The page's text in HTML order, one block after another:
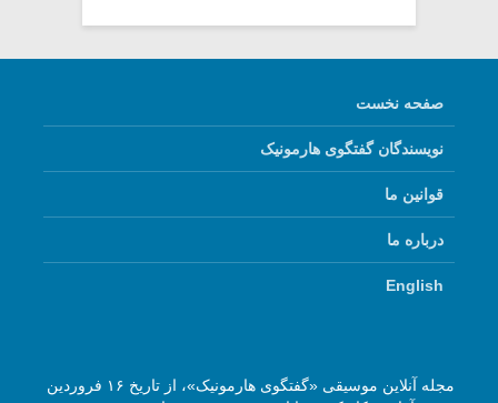
صفحه نخست
نویسندگان گفتگوی هارمونیک
قوانین ما
درباره ما
English
مجله آنلاین موسیقی «گفتگوی هارمونیک»، از تاریخ ۱۶ فروردین